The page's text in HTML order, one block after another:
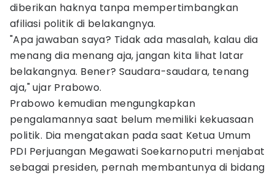
diberikan haknya tanpa mempertimbangkan
afiliasi politik di belakangnya.
"Apa jawaban saya? Tidak ada masalah, kalau dia
menang dia menang aja, jangan kita lihat latar
belakangnya. Bener? Saudara-saudara, tenang
aja," ujar Prabowo.
Prabowo kemudian mengungkapkan
pengalamannya saat belum memiliki kekuasaan
politik. Dia mengatakan pada saat Ketua Umum
PDI Perjuangan Megawati Soekarnoputri menjabat
sebagai presiden, pernah membantunya di bidang